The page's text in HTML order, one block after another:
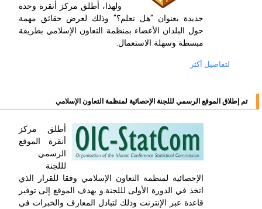
ولهذا، أطلق مركز أنقرة وحدة
جديدة بعنوان "هل تعلم؟" وذلك لعرض حقائق مهمة
حول البلدان الأعضاء بمنظمة التعاون الإسلامي بطريقة
مبسطة وسهلة الاستعمال.
لتفاصيل أكثر
تم إطلاق الموقع الرسمي لللجنة الإحصائية لمنظمة التعاون الإسلامي
أطلق مركز
أنقرة الموقع
الرسمي
لللجنة
الإحصائية لمنظمة التعاون الإسلامي وفقا للقرار الذي
اتخذ في الدورة الأولى لللجنة.و يهدف الموقع إلى توفير
قاعدة عبر الإنترنت وذلك لتبادل المعارف والخبرات في